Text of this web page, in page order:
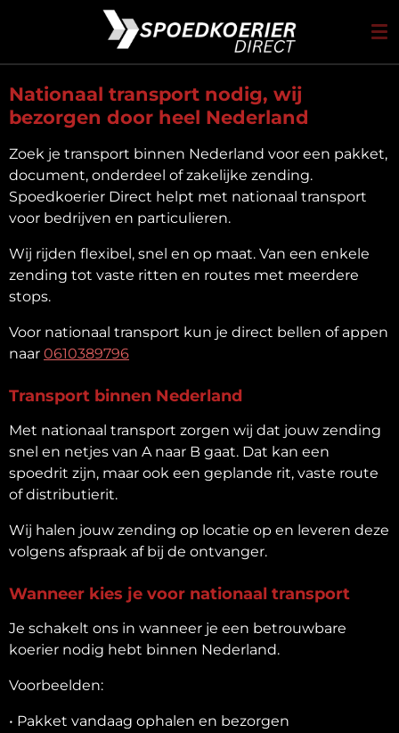
naar
hoofdinhoud
Nationaal transport nodig, wij
bezorgen door heel Nederland
Zoek je transport binnen Nederland voor een pakket,
document, onderdeel of zakelijke zending.
Spoedkoerier Direct helpt met nationaal transport
voor bedrijven en particulieren.
Wij rijden flexibel, snel en op maat. Van een enkele
zending tot vaste ritten en routes met meerdere
stops.
Voor nationaal transport kun je direct bellen of appen
naar 0610389796
Transport binnen Nederland
Met nationaal transport zorgen wij dat jouw zending
snel en netjes van A naar B gaat. Dat kan een
spoedrit zijn, maar ook een geplande rit, vaste route
of distributierit.
Wij halen jouw zending op locatie op en leveren deze
volgens afspraak af bij de ontvanger.
Wanneer kies je voor nationaal transport
Je schakelt ons in wanneer je een betrouwbare
koerier nodig hebt binnen Nederland.
Voorbeelden:
• Pakket vandaag ophalen en bezorgen